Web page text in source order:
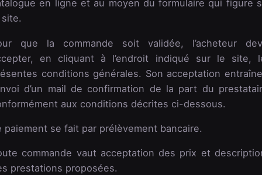
en ligne et au moyen du formulaire qui figure
que la commande soit validée, l’acheteur
en cliquant à l’endroit indiqué sur le site,
conditions générales. Son acceptation
d’un mail de confirmation de la part du
aux conditions décrites ci-dessous.
paiement se fait par prélèvement bancaire.
commande vaut acceptation des prix et
prestations proposées.